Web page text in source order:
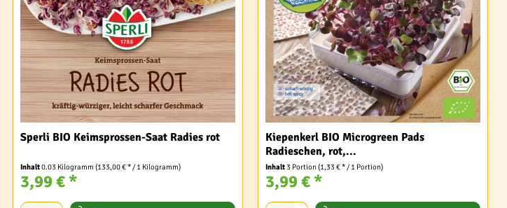
Sperli BIO Keimsprossen-Saat Radies rot
Inhalt0.03 Kilogramm (133,00 € * / 1 Kilogramm)
3,99 € *
Kiepenkerl BIO Microgreen Pads
Radieschen, rot,...
Inhalt3 Portion(1,33 € * / 1 Portion)
3,99 € *